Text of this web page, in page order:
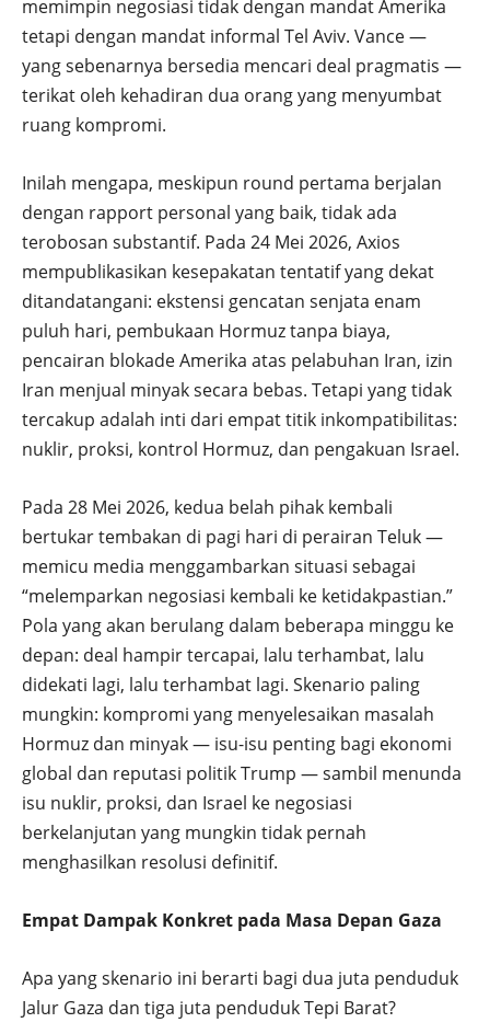
memimpin negosiasi tidak dengan mandat Amerika
tetapi dengan mandat informal Tel Aviv. Vance —
yang sebenarnya bersedia mencari deal pragmatis —
terikat oleh kehadiran dua orang yang menyumbat
ruang kompromi.
Inilah mengapa, meskipun round pertama berjalan
dengan rapport personal yang baik, tidak ada
terobosan substantif. Pada 24 Mei 2026, Axios
mempublikasikan kesepakatan tentatif yang dekat
ditandatangani: ekstensi gencatan senjata enam
puluh hari, pembukaan Hormuz tanpa biaya,
pencairan blokade Amerika atas pelabuhan Iran, izin
Iran menjual minyak secara bebas. Tetapi yang tidak
tercakup adalah inti dari empat titik inkompatibilitas:
nuklir, proksi, kontrol Hormuz, dan pengakuan Israel.
Pada 28 Mei 2026, kedua belah pihak kembali
bertukar tembakan di pagi hari di perairan Teluk —
memicu media menggambarkan situasi sebagai
“melemparkan negosiasi kembali ke ketidakpastian.”
Pola yang akan berulang dalam beberapa minggu ke
depan: deal hampir tercapai, lalu terhambat, lalu
didekati lagi, lalu terhambat lagi. Skenario paling
mungkin: kompromi yang menyelesaikan masalah
Hormuz dan minyak — isu-isu penting bagi ekonomi
global dan reputasi politik Trump — sambil menunda
isu nuklir, proksi, dan Israel ke negosiasi
berkelanjutan yang mungkin tidak pernah
menghasilkan resolusi definitif.
Empat Dampak Konkret pada Masa Depan Gaza
Apa yang skenario ini berarti bagi dua juta penduduk
Jalur Gaza dan tiga juta penduduk Tepi Barat?